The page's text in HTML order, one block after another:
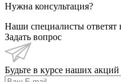
Нужна консультация?
Наши специалисты
Задать вопрос
Будьте в курсе наших